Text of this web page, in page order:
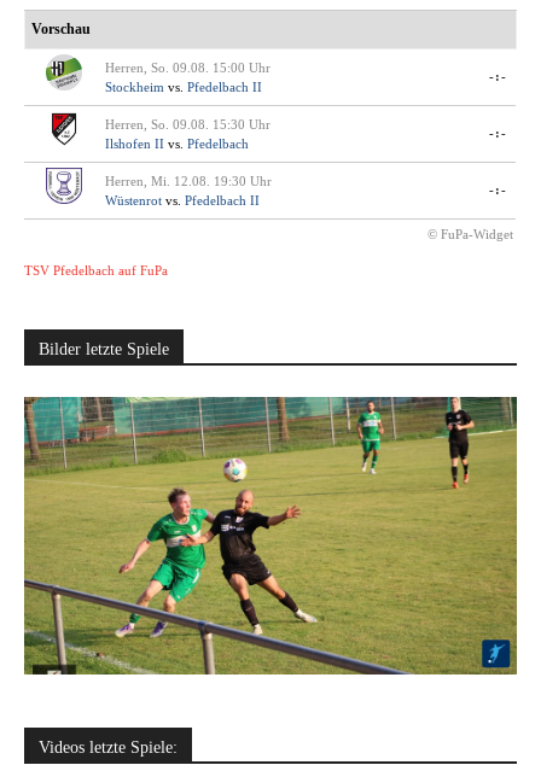
Vorschau
Herren, So. 09.08. 15:00 Uhr
Stockheim vs. Pfedelbach II
-:-
Herren, So. 09.08. 15:30 Uhr
Ilshofen II vs. Pfedelbach
-:-
Herren, Mi. 12.08. 19:30 Uhr
Wüstenrot vs. Pfedelbach II
-:-
© FuPa-Widget
TSV Pfedelbach auf FuPa
Bilder letzte Spiele
Videos letzte Spiele: